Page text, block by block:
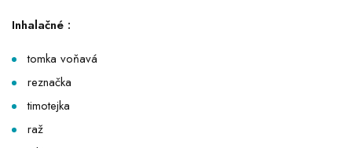
Inhalačné :
tomka voňavá
reznačka
timotejka
raž